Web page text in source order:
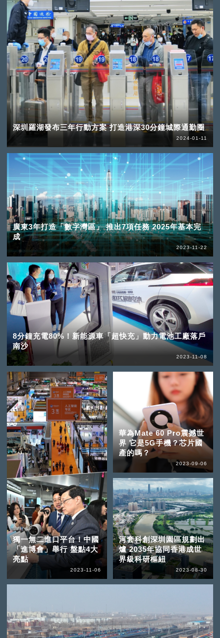
深圳羅湖發布三年行動方案 打造港深30分鐘城際通勤圈
2024-01-11
廣東3年打造「數字灣區」 推出7項任務 2025年基本完
成
2023-11-22
8分鐘充電80%！新能源車「超快充」動力電池工廠落戶
南沙
2023-11-08
獨一無二進口平台！中國
「進博會」舉行 盤點4大
亮點
2023-11-06
華為Mate 60 Pro震撼世
界 它是5G手機？芯片國
產的嗎？
2023-09-06
河套科創深圳園區規劃出
爐 2035年協同香港成世
界級科研樞紐
2023-08-30